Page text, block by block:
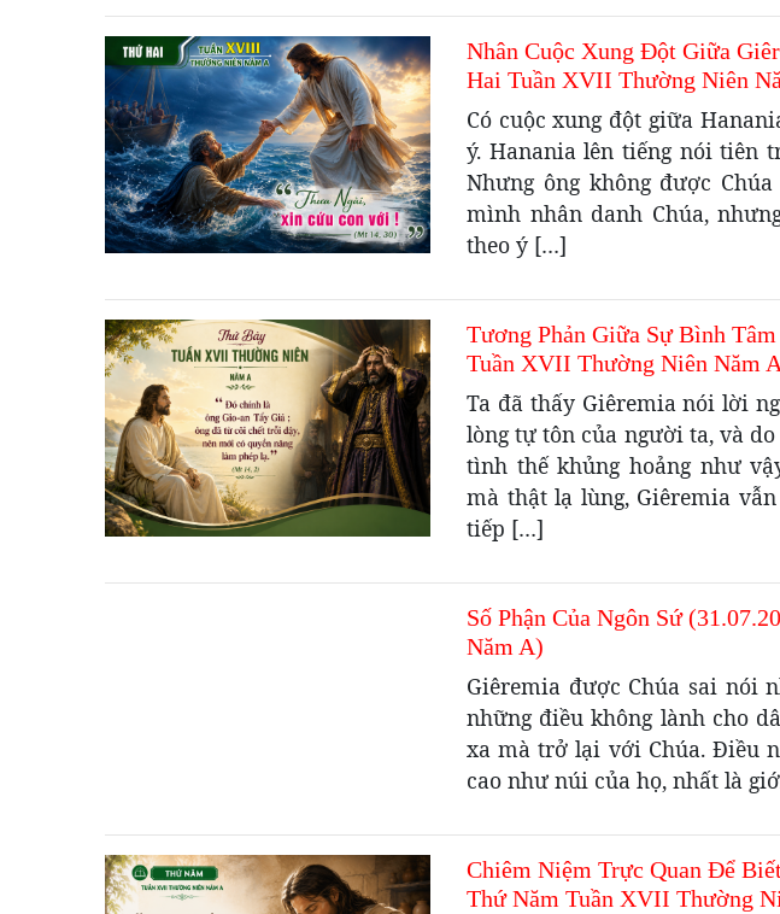
Nhân Cuộc Xung Đột Giữa
Hai Tuần XVII Thường Niên
Có cuộc xung đột giữa
ý. Hanania lên tiếng nói tiên
Nhưng ông không được
mình nhân danh Chúa,
theo ý […]
Tương Phản Giữa Sự Bình
Tuần XVII Thường Niên Năm
Ta đã thấy Giêremia nói lời
lòng tự tôn của người ta, và
tình thế khủng hoảng như
mà thật lạ lùng, Giêremia
tiếp […]
Số Phận Của Ngôn Sứ
Năm A)
Giêremia được Chúa sai nói
những điều không lành cho
xa mà trở lại với Chúa. Điều
cao như núi của họ, nhất là
Chiêm Niệm Trực Quan Để
Thứ Năm Tuần XVII Thường